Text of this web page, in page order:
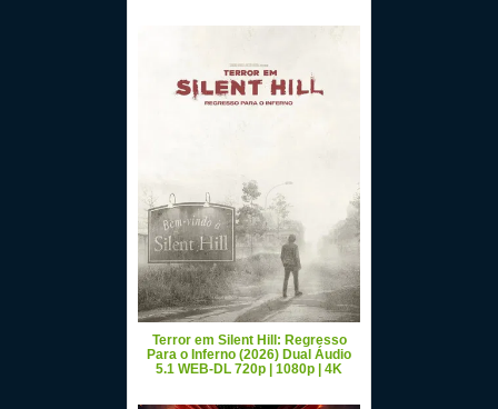
Terror em Silent Hill: Regresso
Para o Inferno (2026) Dual Áudio
5.1 WEB-DL 720p | 1080p | 4K